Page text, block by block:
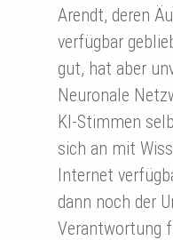
Arendt, deren
verfügbar
gut, hat aber
Neuronale
KI-Stimmen
sich an mit
Internet
dann noch der
Verantwortung